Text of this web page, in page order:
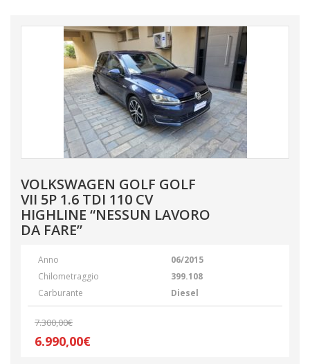
VOLKSWAGEN GOLF GOLF
VII 5P 1.6 TDI 110 CV
HIGHLINE “NESSUN LAVORO
DA FARE”
Anno
06/2015
Chilometraggio
399.108
Carburante
Diesel
7.300,00€
6.990,00€